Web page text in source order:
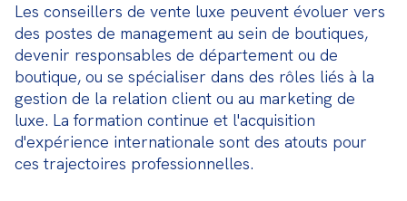
Les conseillers de vente luxe peuvent évoluer vers
des postes de management au sein de boutiques,
devenir responsables de département ou de
boutique, ou se spécialiser dans des rôles liés à la
gestion de la relation client ou au marketing de
luxe. La formation continue et l'acquisition
d'expérience internationale sont des atouts pour
ces trajectoires professionnelles.